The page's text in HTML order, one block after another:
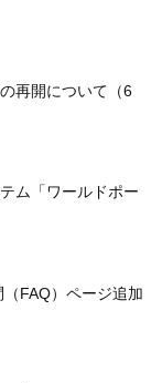
再開について（6
ム「ワールドポー
FAQ）ページ追加